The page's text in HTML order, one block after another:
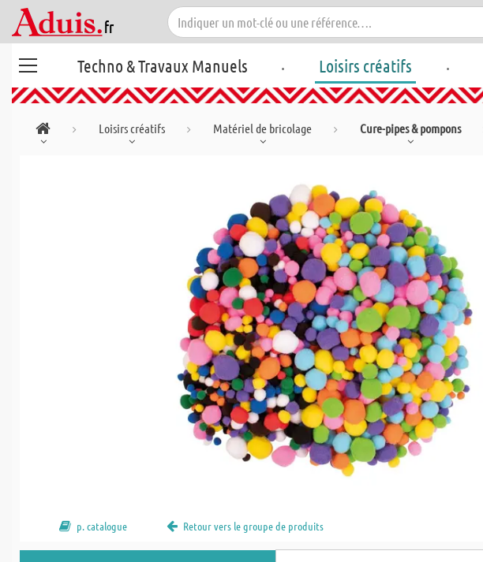
Techno & Travaux Manuels . Loisirs créatifs .
Loisirs créatifs Matériel de bricolage Cure-pipes & pompons
p. catalogue Retour vers le groupe de produits